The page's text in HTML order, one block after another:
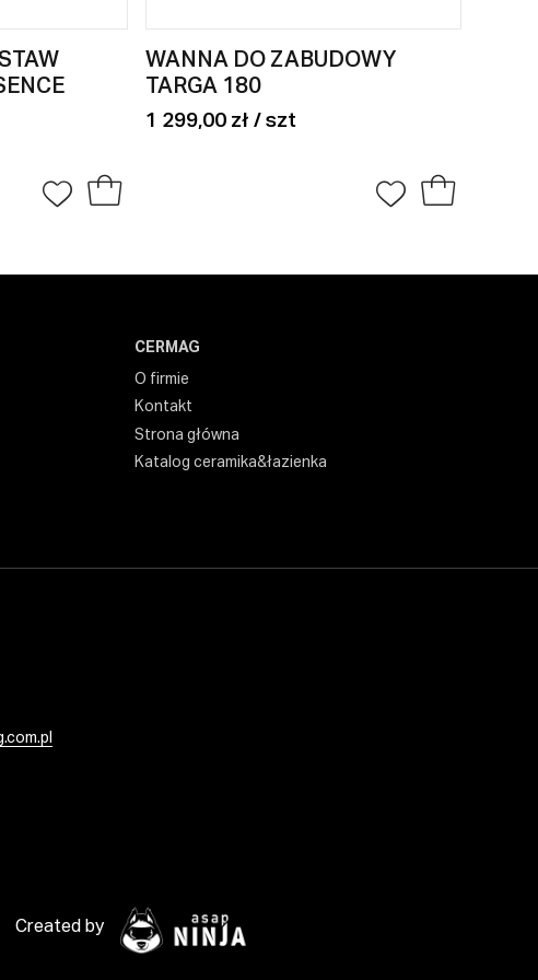
WANNA DO ZABUDOWY
TARGA 180
1 299,00 zł / szt
CERMAG
O firmie
Kontakt
Strona główna
Katalog ceramika&łazienka
Created by